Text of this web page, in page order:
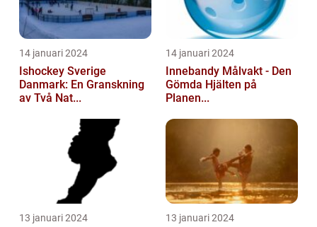
14 januari 2024
Ishockey Sverige
Danmark: En Granskning
av Två Nat...
14 januari 2024
Innebandy Målvakt - Den
Gömda Hjälten på
Planen...
13 januari 2024 13 januari 2024